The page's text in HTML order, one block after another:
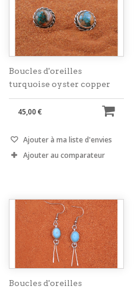
Boucles d'oreilles
turquoise oyster copper
45,00 €
Ajouter à ma liste d'envies
Ajouter au comparateur
Boucles d'oreilles